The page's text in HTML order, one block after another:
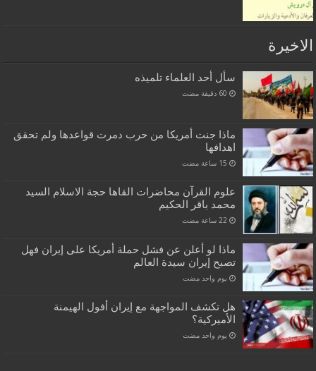
الاخيرة
سأل أحد العلماء تلميذه
ماذا جنت أمريكا من حرب دمرت قواعدها ولم تحقق
اهدافها
علوم القرآن محاضرات القاها حجة الاسلام السيد
محمد باقر الحكيم
ماذا لو أعلن عن فشل حملة أمريكا على إيران فهل
تصبح إيران سيدة العالم
‏يوم واحد مضت
هل تكشف المواجهة مع إيران أفول الهيمنة
الأميركية؟
‏يوم واحد مضت